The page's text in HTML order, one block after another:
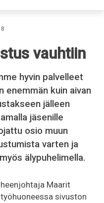
vauhtiin
hyvin palvelleet
enemmän kuin aivan
jälleen
jäsenille
osio muun
varten ja
älypuhelimella.
Maarit
sivuston